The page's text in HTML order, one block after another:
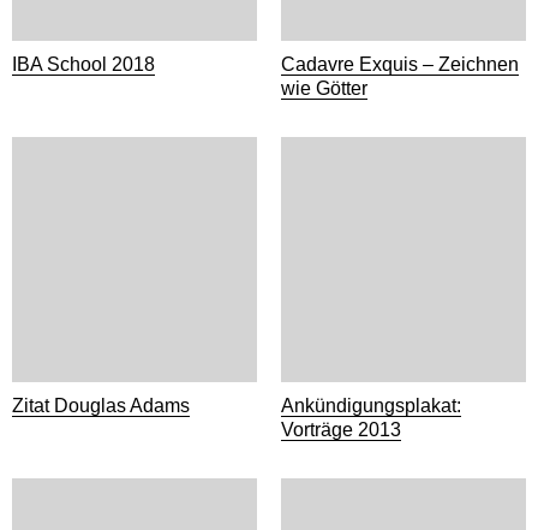
IBA School 2018
Cadavre Exquis – Zeichnen
wie Götter
Zitat Douglas Adams
Ankündigungsplakat:
Vorträge 2013